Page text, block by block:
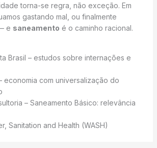
torna-se regra, não exceção. Em
gastando mal, ou finalmente
e saneamento é o caminho racional.
Brasil – estudos sobre internações e
economia com universalização do
– Saneamento Básico: relevância
Sanitation and Health (WASH)